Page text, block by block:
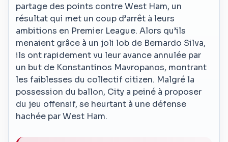
partage des points contre West Ham, un
résultat qui met un coup d’arrêt à leurs
ambitions en Premier League. Alors qu’ils
menaient grâce à un joli lob de Bernardo Silva,
ils ont rapidement vu leur avance annulée par
un but de Konstantinos Mavropanos, montrant
les faiblesses du collectif citizen. Malgré la
possession du ballon, City a peiné à proposer
du jeu offensif, se heurtant à une défense
hachée par West Ham.